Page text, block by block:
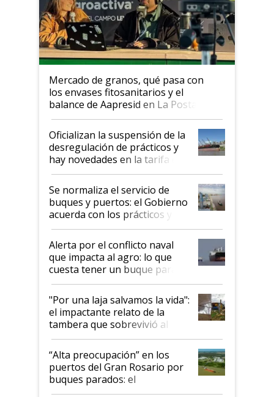
Mercado de granos, qué pasa con
los envases fitosanitarios y el
balance de Aapresid en La Posta
Oficializan la suspensión de la
desregulación de prácticos y
hay novedades en la tarifa de
la hidrovía
Se normaliza el servicio de
buques y puertos: el Gobierno
acuerda con los prácticos y
suspende el decreto de
desregulación
Alerta por el conflicto naval
que impacta al agro: lo que
cuesta tener un buque parado
y el peligro de que Argentina
pase a ser "país sucio"
"Por una laja salvamos la vida":
el impactante relato de la
tambera que sobrevivió al
tornado
“Alta preocupación” en los
puertos del Gran Rosario por
buques parados: el
funcionamiento de las